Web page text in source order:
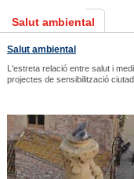
Salut ambiental
Salut ambiental
L'estreta relació entre salut i
projectes de sensibilització